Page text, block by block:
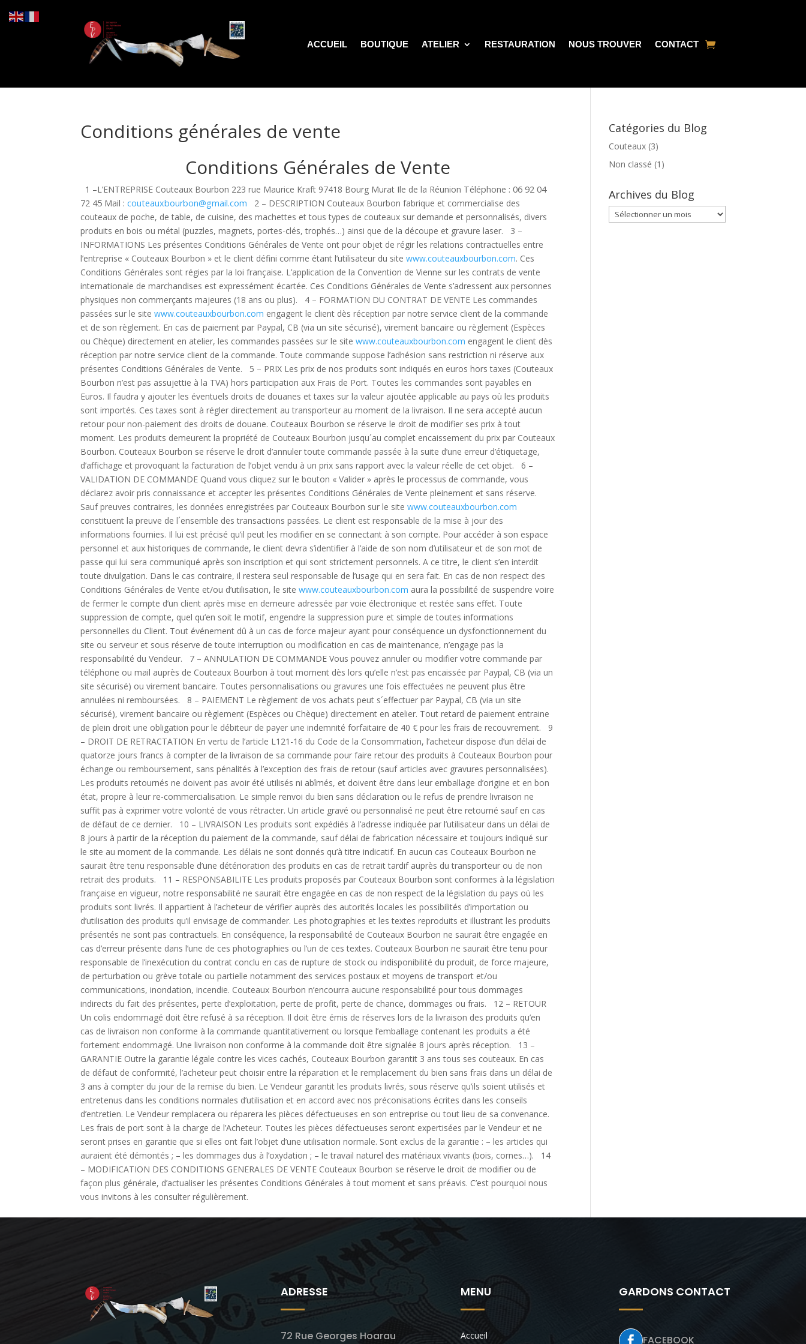
ACCUEIL BOUTIQUE ATELIER RESTAURATION NOUS TROUVER CONTACT
Conditions générales de vente
Conditions Générales de Vente
1 –L’ENTREPRISE Couteaux Bourbon 223 rue Maurice Kraft 97418 Bourg Murat Ile de la Réunion Téléphone : 06 92 04
72 45 Mail :couteauxbourbon@gmail.com
2 – DESCRIPTION Couteaux Bourbon fabrique et commercialise des
couteaux de poche, de table, de cuisine, des machettes et tous types de couteaux sur demande et personnalisés, divers
produits en bois ou métal (puzzles, magnets, portes-clés, trophés…) ainsi que de la découpe et gravure laser. 3 –
INFORMATIONS Les présentes Conditions Générales de Vente ont pour objet de régir les relations contractuelles entre
l’entreprise « Couteaux Bourbon » et le client défini comme étant l’utilisateur du sitewww.couteauxbourbon.com. Ces
Conditions Générales sont régies par la loi française. L’application de la Convention de Vienne sur les contrats de vente
internationale de marchandises est expressément écartée. Ces Conditions Générales de Vente s’adressent aux personnes
physiques non commerçants majeures (18 ans ou plus). 4 – FORMATION DU CONTRAT DE VENTE Les commandes
passées sur le sitewww.couteauxbourbon.com engagent le client dès réception par notre service client de la commande
et de son règlement. En cas de paiement par Paypal, CB (via un site sécurisé), virement bancaire ou règlement (Espèces
ou Chèque) directement en atelier, les commandes passées sur le sitewww.couteauxbourbon.com engagent le client dès
réception par notre service client de la commande. Toute commande suppose l’adhésion sans restriction ni réserve aux
présentes Conditions Générales de Vente. 5 – PRIX Les prix de nos produits sont indiqués en euros hors taxes (Couteaux
Bourbon n’est pas assujettie à la TVA) hors participation aux Frais de Port. Toutes les commandes sont payables en
Euros. Il faudra y ajouter les éventuels droits de douanes et taxes sur la valeur ajoutée applicable au pays où les produits
sont importés. Ces taxes sont à régler directement au transporteur au moment de la livraison. Il ne sera accepté aucun
retour pour non-paiement des droits de douane. Couteaux Bourbon se réserve le droit de modifier ses prix à tout
moment. Les produits demeurent la propriété de Couteaux Bourbon jusqu´au complet encaissement du prix par Couteaux
Bourbon. Couteaux Bourbon se réserve le droit d’annuler toute commande passée à la suite d’une erreur d’étiquetage,
d’affichage et provoquant la facturation de l’objet vendu à un prix sans rapport avec la valeur réelle de cet objet. 6 –
VALIDATION DE COMMANDE Quand vous cliquez sur le bouton « Valider » après le processus de commande, vous
déclarez avoir pris connaissance et accepter les présentes Conditions Générales de Vente pleinement et sans réserve.
Sauf preuves contraires, les données enregistrées par Couteaux Bourbon sur le sitewww.couteauxbourbon.com
constituent la preuve de l´ensemble des transactions passées. Le client est responsable de la mise à jour des
informations fournies. Il lui est précisé qu’il peut les modifier en se connectant à son compte. Pour accéder à son espace
personnel et aux historiques de commande, le client devra s’identifier à l’aide de son nom d’utilisateur et de son mot de
passe qui lui sera communiqué après son inscription et qui sont strictement personnels. A ce titre, le client s’en interdit
toute divulgation. Dans le cas contraire, il restera seul responsable de l’usage qui en sera fait. En cas de non respect des
Conditions Générales de Vente et/ou d’utilisation, le sitewww.couteauxbourbon.com aura la possibilité de suspendre voire
de fermer le compte d’un client après mise en demeure adressée par voie électronique et restée sans effet. Toute
suppression de compte, quel qu’en soit le motif, engendre la suppression pure et simple de toutes informations
personnelles du Client. Tout événement dû à un cas de force majeur ayant pour conséquence un dysfonctionnement du
site ou serveur et sous réserve de toute interruption ou modification en cas de maintenance, n’engage pas la
responsabilité du Vendeur. 7 – ANNULATION DE COMMANDE Vous pouvez annuler ou modifier votre commande par
téléphone ou mail auprès de Couteaux Bourbon à tout moment dès lors qu’elle n’est pas encaissée par Paypal, CB (via un
site sécurisé) ou virement bancaire. Toutes personnalisations ou gravures une fois effectuées ne peuvent plus être
annulées ni remboursées. 8 – PAIEMENT Le règlement de vos achats peut s´effectuer par Paypal, CB (via un site
sécurisé), virement bancaire ou règlement (Espèces ou Chèque) directement en atelier. Tout retard de paiement entraine
de plein droit une obligation pour le débiteur de payer une indemnité forfaitaire de 40 € pour les frais de recouvrement. 9
– DROIT DE RETRACTATION En vertu de l’article L121-16 du Code de la Consommation, l’acheteur dispose d’un délai de
quatorze jours francs à compter de la livraison de sa commande pour faire retour des produits à Couteaux Bourbon pour
échange ou remboursement, sans pénalités à l’exception des frais de retour (sauf articles avec gravures personnalisées).
Les produits retournés ne doivent pas avoir été utilisés ni abîmés, et doivent être dans leur emballage d’origine et en bon
état, propre à leur re-commercialisation. Le simple renvoi du bien sans déclaration ou le refus de prendre livraison ne
suffit pas à exprimer votre volonté de vous rétracter. Un article gravé ou personnalisé ne peut être retourné sauf en cas
de défaut de ce dernier. 10 – LIVRAISON Les produits sont expédiés à l’adresse indiquée par l’utilisateur dans un délai de
8 jours à partir de la réception du paiement de la commande, sauf délai de fabrication nécessaire et toujours indiqué sur
le site au moment de la commande. Les délais ne sont donnés qu’à titre indicatif. En aucun cas Couteaux Bourbon ne
saurait être tenu responsable d’une détérioration des produits en cas de retrait tardif auprès du transporteur ou de non
retrait des produits. 11 – RESPONSABILITE Les produits proposés par Couteaux Bourbon sont conformes à la législation
française en vigueur, notre responsabilité ne saurait être engagée en cas de non respect de la législation du pays où les
produits sont livrés. Il appartient à l’acheteur de vérifier auprès des autorités locales les possibilités d’importation ou
d’utilisation des produits qu’il envisage de commander. Les photographies et les textes reproduits et illustrant les produits
présentés ne sont pas contractuels. En conséquence, la responsabilité de Couteaux Bourbon ne saurait être engagée en
cas d’erreur présente dans l’une de ces photographies ou l’un de ces textes. Couteaux Bourbon ne saurait être tenu pour
responsable de l’inexécution du contrat conclu en cas de rupture de stock ou indisponibilité du produit, de force majeure,
de perturbation ou grève totale ou partielle notamment des services postaux et moyens de transport et/ou
communications, inondation, incendie. Couteaux Bourbon n’encourra aucune responsabilité pour tous dommages
indirects du fait des présentes, perte d’exploitation, perte de profit, perte de chance, dommages ou frais. 12 – RETOUR
Un colis endommagé doit être refusé à sa réception. Il doit être émis de réserves lors de la livraison des produits qu’en
cas de livraison non conforme à la commande quantitativement ou lorsque l’emballage contenant les produits a été
fortement endommagé. Une livraison non conforme à la commande doit être signalée 8 jours après réception. 13 –
GARANTIE Outre la garantie légale contre les vices cachés, Couteaux Bourbon garantit 3 ans tous ses couteaux. En cas
de défaut de conformité, l’acheteur peut choisir entre la réparation et le remplacement du bien sans frais dans un délai de
3 ans à compter du jour de la remise du bien. Le Vendeur garantit les produits livrés, sous réserve qu’ils soient utilisés et
entretenus dans les conditions normales d’utilisation et en accord avec nos préconisations écrites dans les conseils
d’entretien. Le Vendeur remplacera ou réparera les pièces défectueuses en son entreprise ou tout lieu de sa convenance.
Les frais de port sont à la charge de l’Acheteur. Toutes les pièces défectueuses seront expertisées par le Vendeur et ne
seront prises en garantie que si elles ont fait l’objet d’une utilisation normale. Sont exclus de la garantie : – les articles qui
auraient été démontés ; – les dommages dus à l’oxydation ; – le travail naturel des matériaux vivants (bois, cornes…). 14
– MODIFICATION DES CONDITIONS GENERALES DE VENTE Couteaux Bourbon se réserve le droit de modifier ou de
façon plus générale, d’actualiser les présentes Conditions Générales à tout moment et sans préavis. C’est pourquoi nous
vous invitons à les consulter régulièrement.
Catégories du Blog
Couteaux (3)
Non classé (1)
Archives du Blog
Archives
du
ADRESSE
72 Rue Georges Hoarau
MENU
Accueil
GARDONS CONTACT
 FACEBOOK